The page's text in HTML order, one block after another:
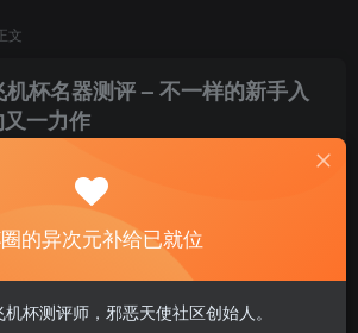
文
杯名器测评 – 不一样的新手入
一力作
是YUU的最新产品，
的异次元补给已就位
杯测评师，邪恶天使社区创始人。